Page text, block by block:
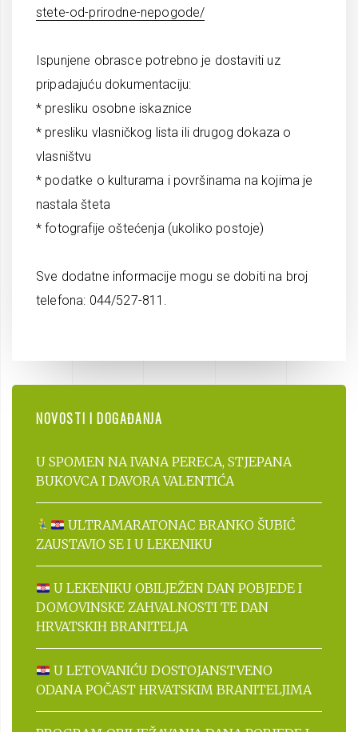
stete-od-prirodne-nepogode/
Ispunjene obrasce potrebno je dostaviti uz
pripadajuću dokumentaciju:
* presliku osobne iskaznice
* presliku vlasničkog lista ili drugog dokaza o
vlasništvu
* podatke o kulturama i površinama na kojima je
nastala šteta
* fotografije oštećenja (ukoliko postoje)
Sve dodatne informacije mogu se dobiti na broj
telefona: 044/527-811.
NOVOSTI I DOGAĐANJA
U SPOMEN NA IVANA PERECA, STJEPANA
BUKOVCA I DAVORA VALENTIĆA
ULTRAMARATONAC BRANKO ŠUBIĆ
ZAUSTAVIO SE I U LEKENIKU
U LEKENIKU OBILJEŽEN DAN POBJEDE I
DOMOVINSKE ZAHVALNOSTI TE DAN
HRVATSKIH BRANITELJA
U LETOVANIĆU DOSTOJANSTVENO
ODANA POČAST HRVATSKIM BRANITELJIMA